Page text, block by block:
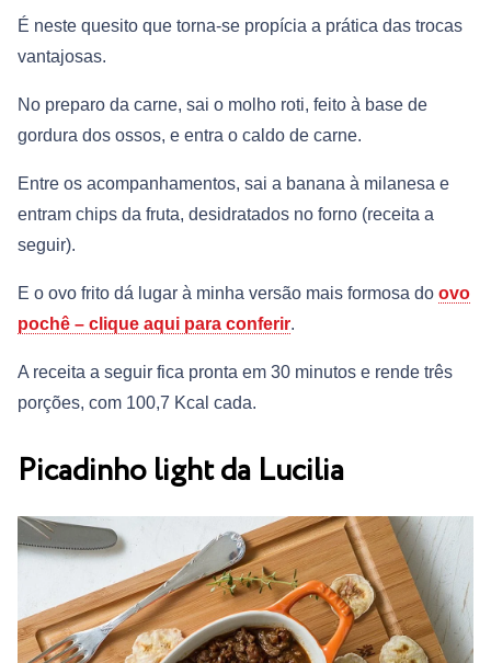
É neste quesito que torna-se propícia a prática das trocas
vantajosas.
No preparo da carne, sai o molho roti, feito à base de
gordura dos ossos, e entra o caldo de carne.
Entre os acompanhamentos, sai a banana à milanesa e
entram chips da fruta, desidratados no forno (receita a
seguir).
E o ovo frito dá lugar à minha versão mais formosa do ovo
pochê – clique aqui para conferir.
A receita a seguir fica pronta em 30 minutos e rende três
porções, com 100,7 Kcal cada.
Picadinho light da Lucilia